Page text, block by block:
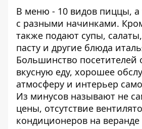
В меню - 10 видов пиццы, а
с разными начинками.
также подают супы,
пасту и другие блюда
Большинство посетителей
вкусную еду, хорошее
атмосферу и интерьер
Из минусов называют не
цены, отсутствие
кондиционеров на